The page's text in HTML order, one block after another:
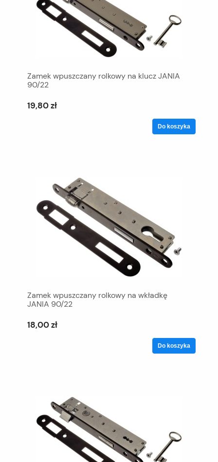
Zamek wpuszczany rolkowy na klucz JANIA
90/22
19,80 zł
Do koszyka
Zamek wpuszczany rolkowy na wkładkę
JANIA 90/22
18,00 zł
Do koszyka